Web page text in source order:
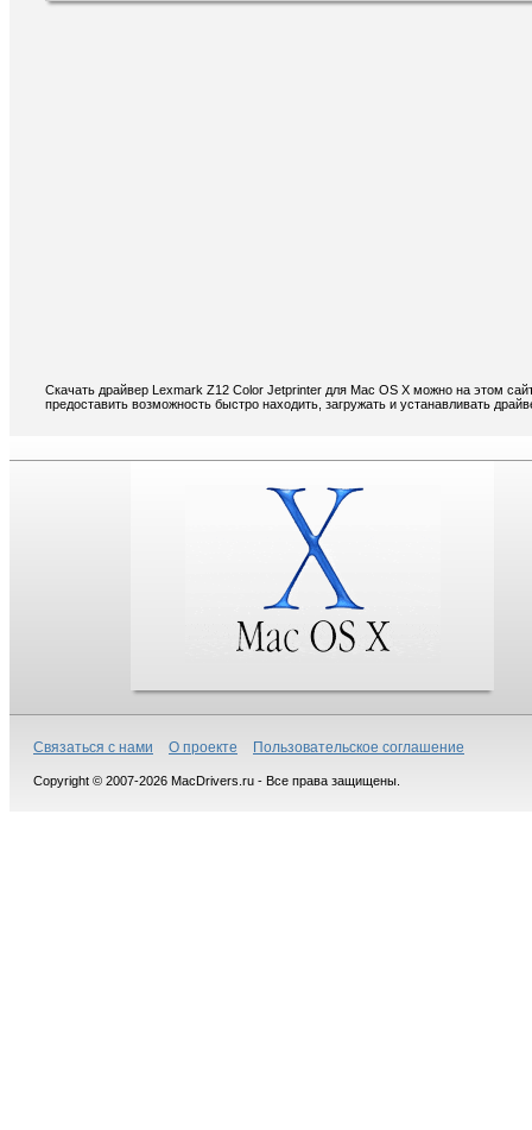
Скачать драйвер Lexmark Z12 Color Jetprinter для Mac OS X можно на этом
предоставить возможность быстро находить, загружать и устанавливать
Связаться с нами О проекте Пользовательское соглашение
Copyright © 2007-2026 MacDrivers.ru - Все права защищены.